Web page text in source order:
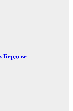
Бердске